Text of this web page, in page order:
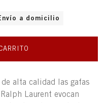
a domicilio
de alta calidad las gafas
Laurent evocan